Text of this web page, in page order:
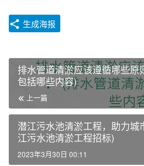
生成海报
排水管道清淤应该遵循哪些原
包括哪些内容)
上一篇
潜江污水池清淤工程，助力城
江污水池清淤工程招标)
2023年3月30日 00:11